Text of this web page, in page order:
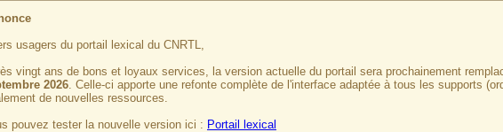
usagers du portail lexical du CNRTL,
vingt ans de bons et loyaux services, la version actuelle du portail sera prochainement
2026. Celle-ci apporte une refonte complète de l'interface adaptée à tous les supports
de nouvelles ressources.
pouvez tester la nouvelle version ici : Portail lexical